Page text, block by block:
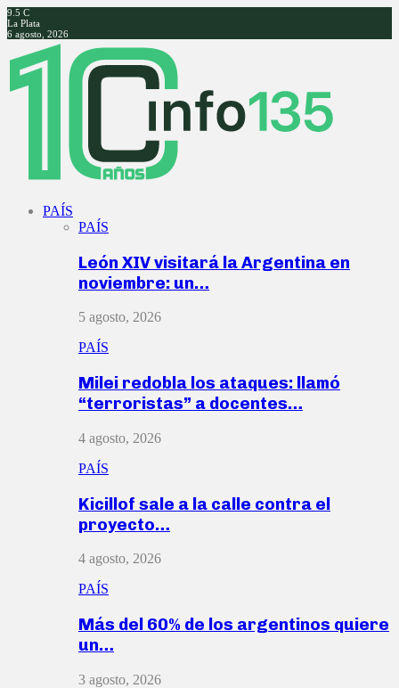
9.5 C
La Plata
6 agosto, 2026
Facebook
Twitter
Instagram
Youtube
PAÍS
PAÍS
León XIV visitará la Argentina en
noviembre: un…
5 agosto, 2026
PAÍS
Milei redobla los ataques: llamó
“terroristas” a docentes…
4 agosto, 2026
PAÍS
Kicillof sale a la calle contra el
proyecto…
4 agosto, 2026
PAÍS
Más del 60% de los argentinos quiere
un…
3 agosto, 2026